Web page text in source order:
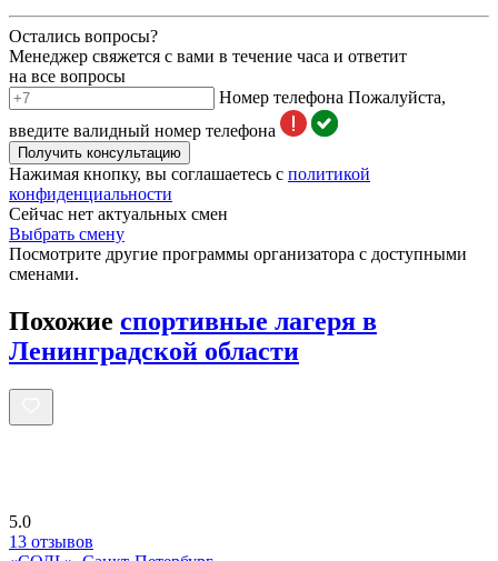
Остались вопросы?
Менеджер свяжется с вами в течение часа и ответит
на все вопросы
Номер телефона Пожалуйста,
введите валидный номер телефона
Получить консультацию
Нажимая кнопку, вы соглашаетесь с политикой
конфиденциальности
Сейчас нет актуальных смен
Выбрать смену
Посмотрите другие программы организатора с доступными
сменами.
Похожие спортивные лагеря в
Ленинградской области
5.0
13 отзывов